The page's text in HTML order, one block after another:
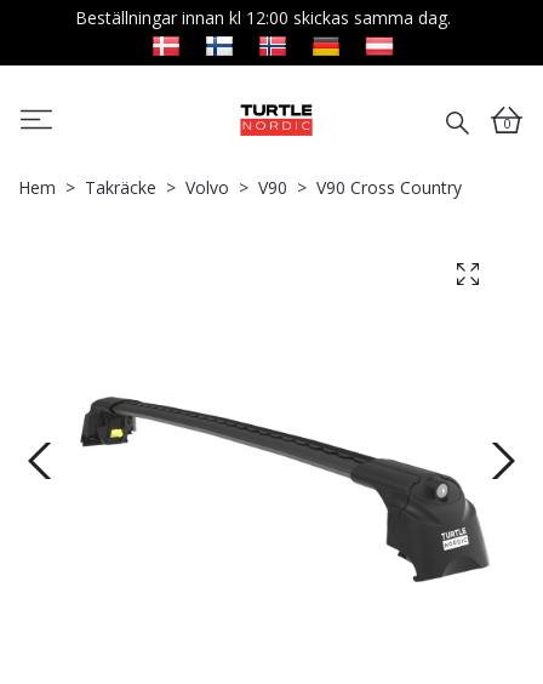
Beställningar innan kl 12:00 skickas samma dag.
0
Hem Takräcke Volvo V90 V90 Cross Country